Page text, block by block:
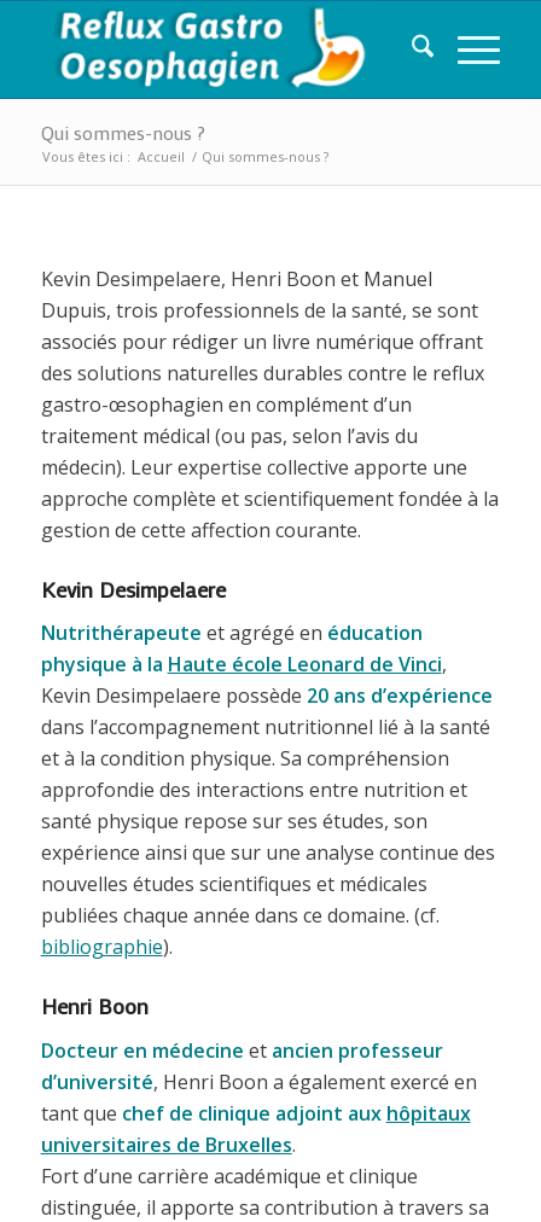
Qui sommes-nous ?
Vous êtes ici : Accueil / Qui sommes-nous ?
Kevin Desimpelaere, Henri Boon et Manuel
Dupuis, trois professionnels de la santé, se sont
associés pour rédiger un livre numérique offrant
des solutions naturelles durables contre le reflux
gastro-œsophagien en complément d’un
traitement médical (ou pas, selon l’avis du
médecin). Leur expertise collective apporte une
approche complète et scientifiquement fondée à la
gestion de cette affection courante.
Kevin Desimpelaere
Nutrithérapeute et agrégé en éducation
physique à la Haute école Leonard de Vinci,
Kevin Desimpelaere possède 20 ans d’expérience
dans l’accompagnement nutritionnel lié à la santé
et à la condition physique. Sa compréhension
approfondie des interactions entre nutrition et
santé physique repose sur ses études, son
expérience ainsi que sur une analyse continue des
nouvelles études scientifiques et médicales
publiées chaque année dans ce domaine. (cf.
bibliographie).
Henri Boon
Docteur en médecine et ancien professeur
d’université, Henri Boon a également exercé en
tant que chef de clinique adjoint aux hôpitaux
universitaires de Bruxelles.
Fort d’une carrière académique et clinique
distinguée, il apporte sa contribution à travers sa